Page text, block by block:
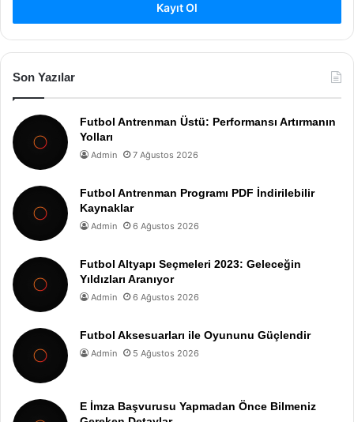
Kayıt Ol
Son Yazılar
Futbol Antrenman Üstü: Performansı Artırmanın
Yolları
Admin 7 Ağustos 2026
Futbol Antrenman Programı PDF İndirilebilir
Kaynaklar
Admin 6 Ağustos 2026
Futbol Altyapı Seçmeleri 2023: Geleceğin
Yıldızları Aranıyor
Admin 6 Ağustos 2026
Futbol Aksesuarları ile Oyununu Güçlendir
Admin 5 Ağustos 2026
E İmza Başvurusu Yapmadan Önce Bilmeniz